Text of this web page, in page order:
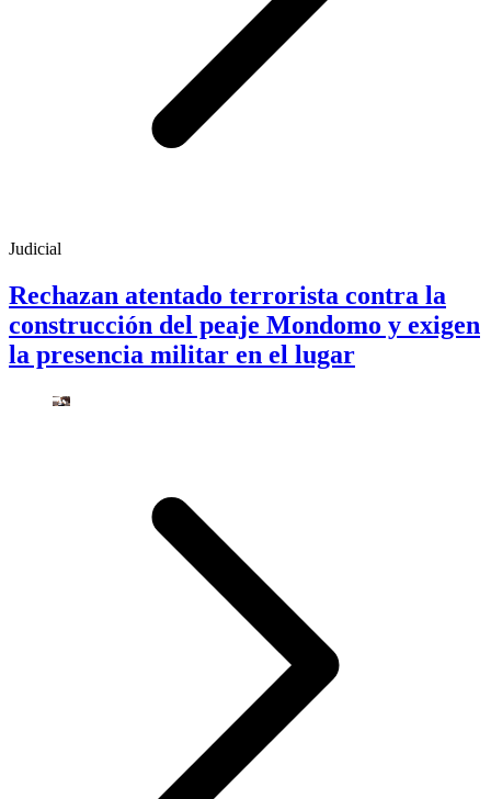
Judicial
Rechazan atentado terrorista contra la
construcción del peaje Mondomo y exigen
la presencia militar en el lugar